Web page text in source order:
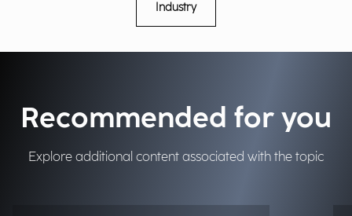
Industry
Recommended for you
Explore additional content associated with the topic